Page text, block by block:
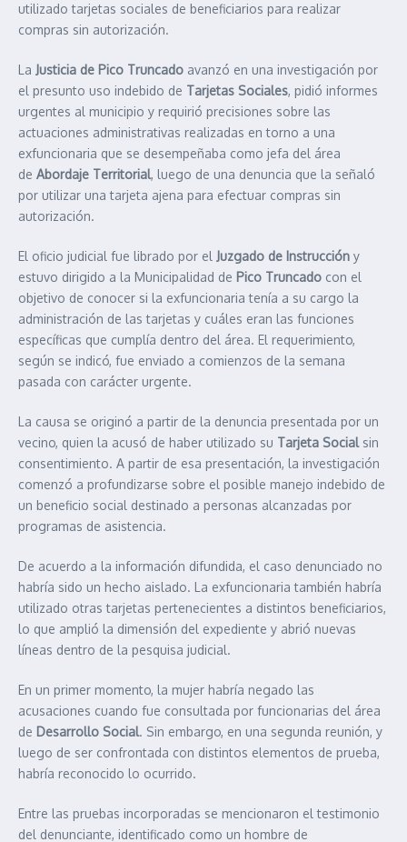
utilizado tarjetas sociales de beneficiarios para realizar
compras sin autorización.
La Justicia de Pico Truncado avanzó en una investigación por
el presunto uso indebido de Tarjetas Sociales, pidió informes
urgentes al municipio y requirió precisiones sobre las
actuaciones administrativas realizadas en torno a una
exfuncionaria que se desempeñaba como jefa del área
de Abordaje Territorial, luego de una denuncia que la señaló
por utilizar una tarjeta ajena para efectuar compras sin
autorización.
El oficio judicial fue librado por el Juzgado de Instrucción y
estuvo dirigido a la Municipalidad de Pico Truncado con el
objetivo de conocer si la exfuncionaria tenía a su cargo la
administración de las tarjetas y cuáles eran las funciones
específicas que cumplía dentro del área. El requerimiento,
según se indicó, fue enviado a comienzos de la semana
pasada con carácter urgente.
La causa se originó a partir de la denuncia presentada por un
vecino, quien la acusó de haber utilizado su Tarjeta Socialsin
consentimiento. A partir de esa presentación, la investigación
comenzó a profundizarse sobre el posible manejo indebido de
un beneficio social destinado a personas alcanzadas por
programas de asistencia.
De acuerdo a la información difundida, el caso denunciado no
habría sido un hecho aislado. La exfuncionaria también habría
utilizado otras tarjetas pertenecientes a distintos beneficiarios,
lo que amplió la dimensión del expediente y abrió nuevas
líneas dentro de la pesquisa judicial.
En un primer momento, la mujer habría negado las
acusaciones cuando fue consultada por funcionarias del área
de Desarrollo Social. Sin embargo, en una segunda reunión, y
luego de ser confrontada con distintos elementos de prueba,
habría reconocido lo ocurrido.
Entre las pruebas incorporadas se mencionaron el testimonio
del denunciante, identificado como un hombre de